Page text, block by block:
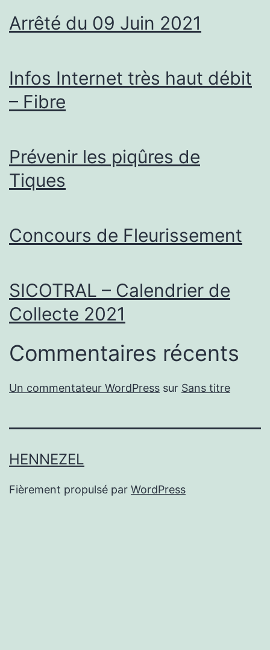
Arrêté du 09 Juin 2021
Infos Internet très haut débit
– Fibre
Prévenir les piqûres de
Tiques
Concours de Fleurissement
SICOTRAL – Calendrier de
Collecte 2021
Commentaires récents
Un commentateur WordPress sur Sans titre
HENNEZEL
Fièrement propulsé par WordPress